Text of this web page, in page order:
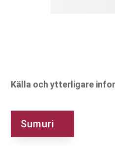
Källa och ytterligare
Sumuri